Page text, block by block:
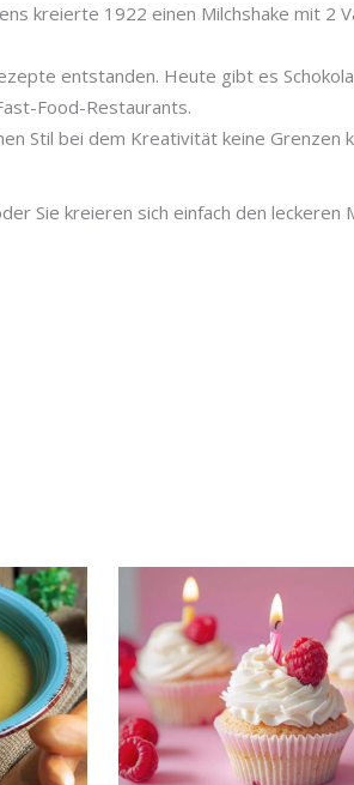
kreierte 1922 einen Milchshake mit 2
entstanden. Heute gibt es
Food-Restaurants.
Stil bei dem Kreativität keine Grenzen
Sie kreieren sich einfach den